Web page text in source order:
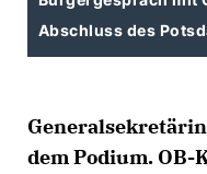
Abschluss des
dem Podium.